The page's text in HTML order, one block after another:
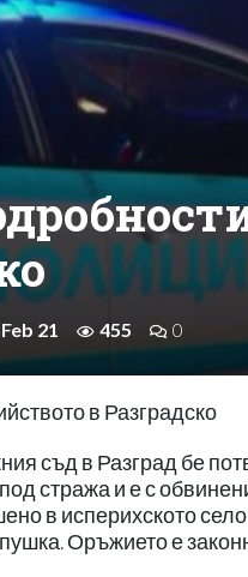
21 455 0
в Разградско
съд в Разград бе
стража и е с
в исперихското
Оръжието е